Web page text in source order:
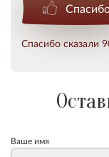
Спасибо сказали
Ваше имя